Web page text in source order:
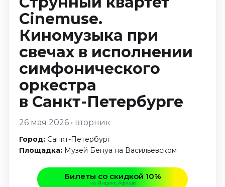
Январь 2027
Стендап
Август 2026
Сентябрь 2026
Октябрь 2026
Ноябрь 2026
Декабрь 2026
Декабрь 2026
Январь 2027
Экскурсии
Сinemuse.
Киномузыка при
свечах в исполнении
симфонического
оркестра
в Санкт-Петербурге
26 мая 2026 • вторник
Город: Санкт-Петербург
Площадка: Музей Бенуа на Васильевском
Билеты со скидкой 10%
на Яндекс Афише